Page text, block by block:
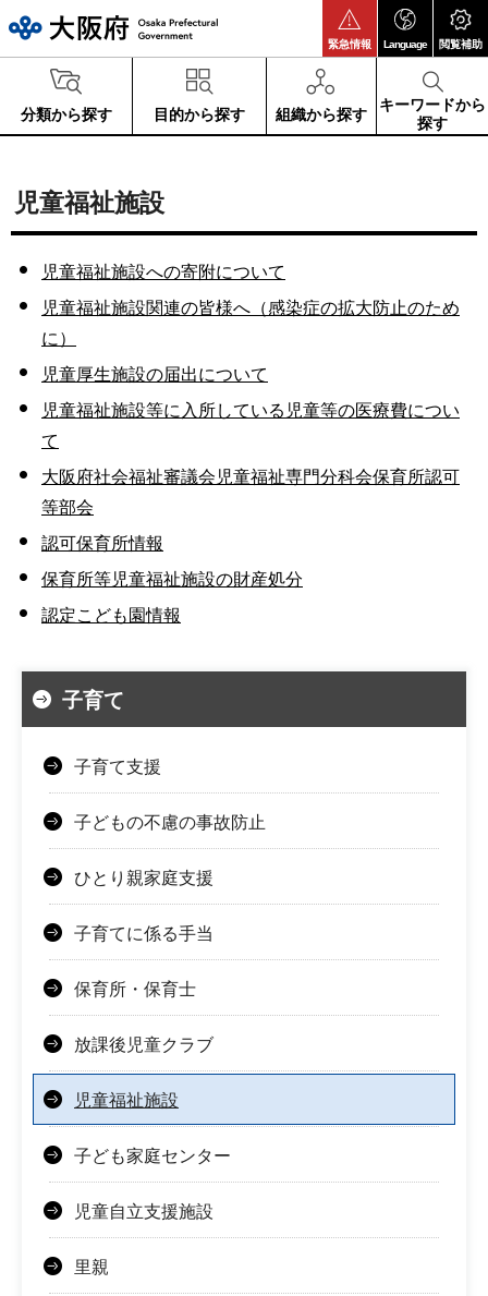
緊急情報 Language 閲覧補助
分類から探す 目的から探す 組織から探す
キーワードから
探す
児童福祉施設
児童福祉施設への寄附について
児童福祉施設関連の皆様へ（感染症の拡大防止のため
に）
児童厚生施設の届出について
児童福祉施設等に入所している児童等の医療費につい
て
大阪府社会福祉審議会児童福祉専門分科会保育所認可
等部会
認可保育所情報
保育所等児童福祉施設の財産処分
認定こども園情報
子育て
子育て支援
子どもの不慮の事故防止
ひとり親家庭支援
子育てに係る手当
保育所・保育士
放課後児童クラブ
児童福祉施設
子ども家庭センター
児童自立支援施設
里親